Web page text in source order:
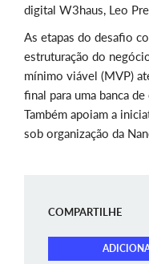
digital W3haus, Leo
As etapas do desafio
estruturação do
mínimo viável (MVP)
final para uma banca
Também apoiam a
sob organização da
COMPARTILHE